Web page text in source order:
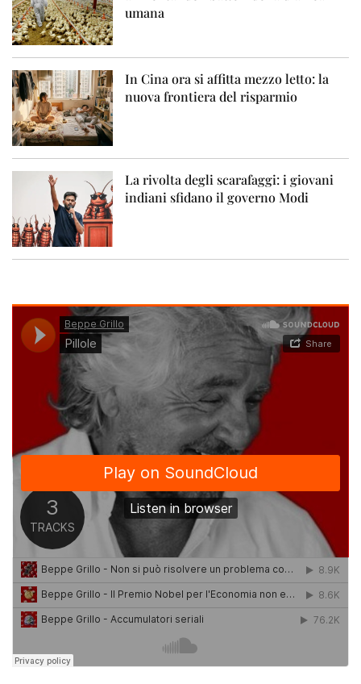
umana
In Cina ora si affitta mezzo letto: la
nuova frontiera del risparmio
La rivolta degli scarafaggi: i giovani
indiani sfidano il governo Modi